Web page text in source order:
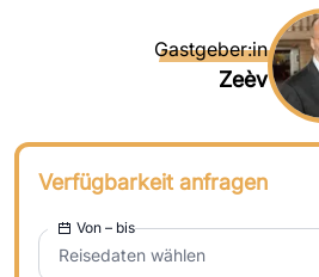
Gastgeber:in
Zeèv
Verfügbarkeit anfragen
Reisedaten wählen
Von – bis